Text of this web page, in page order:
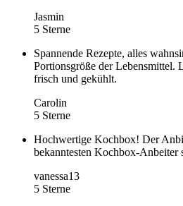
Jasmin
5 Sterne
Spannende Rezepte, alles
Portionsgröße der Lebensmittel.
frisch und gekühlt.
Carolin
5 Sterne
Hochwertige Kochbox! Der
bekanntesten Kochbox-Anbeiter
vanessa13
5 Sterne